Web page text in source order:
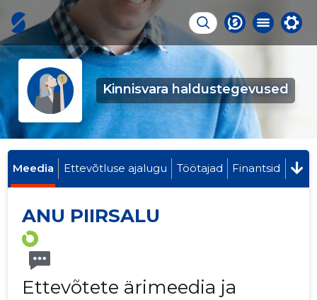
Kinnisvara haldustegevused
Meedia Ettevõtluse ajalugu Töötajad Finantsid
ANU PIIRSALU
Ettevõtete ärimeedia ja